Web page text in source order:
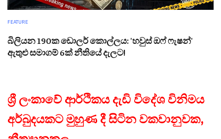
FEATURE
බිලියන 190ක ඩොලර් කොල්ලය: 'හවුස් ඔෆ් ෆැෂන්'
ඇතුළු සමාගම් 6ක් නීතියේ දැලට!
ශ්‍රී ලංකාවේ ආර්ථිකය දැඩි විදේශ විනිමය
අර්බුදයකට මුහුණ දී සිටින වකවානුවක,